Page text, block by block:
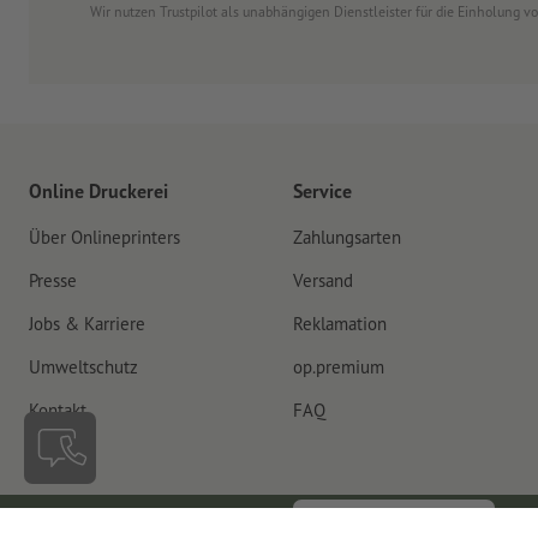
Wir nutzen Trustpilot als unabhängigen Dienstleister für die Einholung
Online Druckerei
Über Onlineprinters
Presse
Jobs & Karriere
Umweltschutz
Kontakt
Service
Zahlungsarten
Versand
Reklamation
op.premium
FAQ